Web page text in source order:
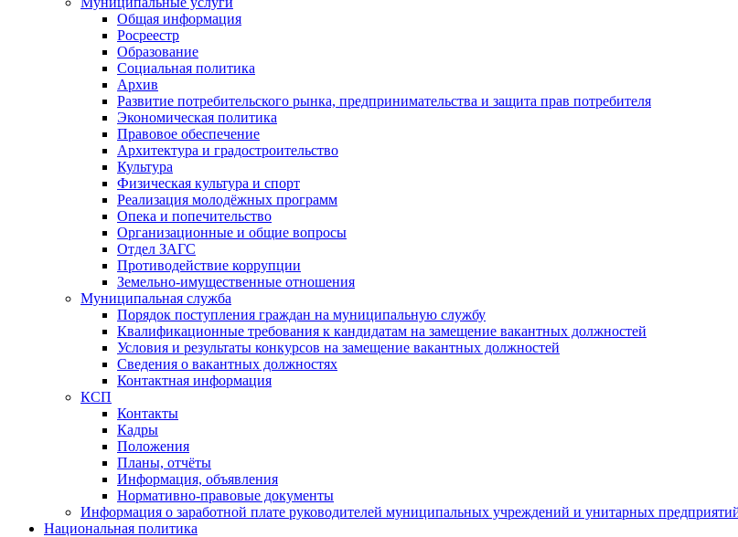
Общая информация
Росреестр
Образование
Социальная политика
Архив
Развитие потребительского рынка, предпринимательства и защита прав потребителя
Экономическая политика
Правовое обеспечение
Архитектура и градостроительство
Культура
Физическая культура и спорт
Реализация молодёжных программ
Опека и попечительство
Организационные и общие вопросы
Отдел ЗАГС
Противодействие коррупции
Земельно-имущественные отношения
Муниципальная служба
Порядок поступления граждан на муниципальную службу
Квалификационные требования к кандидатам на замещение вакантных должностей
Условия и результаты конкурсов на замещение вакантных должностей
Сведения о вакантных должностях
Контактная информация
КСП
Контакты
Кадры
Положения
Планы, отчёты
Информация, объявления
Нормативно-правовые документы
Информация о заработной плате руководителей муниципальных учреждений и унитарных
Национальная политика